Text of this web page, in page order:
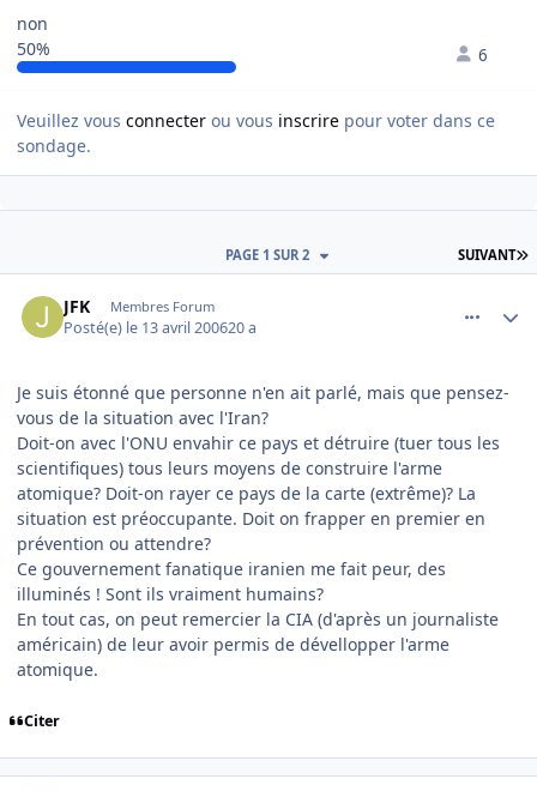
non
50%
6
Veuillez vous connecter ou vous inscrire pour voter dans ce
sondage.
SUIVANT
PAGE 1 SUR 2
JFK Membres Forum
Posté(e) le 13 avril 200620 a
Je suis étonné que personne n'en ait parlé, mais que pensez-
vous de la situation avec l'Iran?
Doit-on avec l'ONU envahir ce pays et détruire (tuer tous les
scientifiques) tous leurs moyens de construire l'arme
atomique? Doit-on rayer ce pays de la carte (extrême)? La
situation est préoccupante. Doit on frapper en premier en
prévention ou attendre?
Ce gouvernement fanatique iranien me fait peur, des
illuminés ! Sont ils vraiment humains?
En tout cas, on peut remercier la CIA (d'après un journaliste
américain) de leur avoir permis de dévellopper l'arme
atomique.
Citer